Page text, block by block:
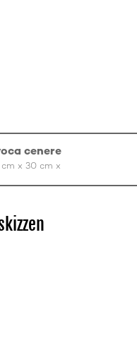
cenere
cm x 30 cm x